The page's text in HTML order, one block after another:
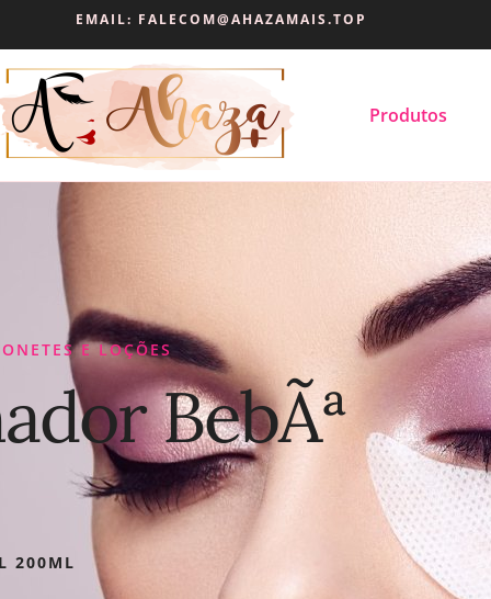
EMAIL: FALECOM@AHAZAMAIS.TOP
Produtos
E LOÇÕES
BebÃª
200ML